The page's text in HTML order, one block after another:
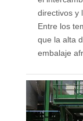
directivos y
Entre los
que la alta
embalaje